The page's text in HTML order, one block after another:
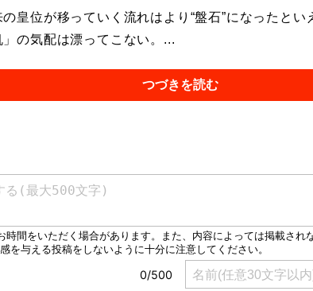
皇位が移っていく流れはより“盤石”になったとい
の気配は漂ってこない。...
つづきを読む